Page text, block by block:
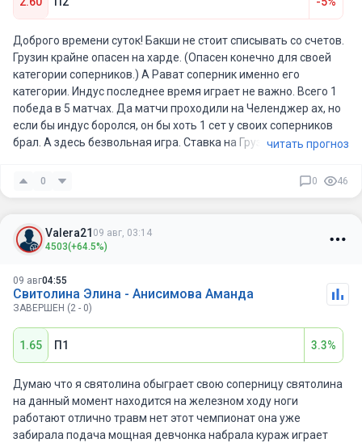
Доброго времени суток! Бакши не стоит списывать со счетов.
Грузин крайне опасен на харде. (Опасен конечно для своей
категории соперников.) А Рават соперник именно его
категории. Индус последнее время играет не важно. Всего 1
победа в 5 матчах. Да матчи проходили на Челенджер ах, но
если бы индус боролся, он бы хоть 1 сет у своих соперников
брал. А здесь безвольная игра. Ставка на Грузиначитать прогноз
0 0 46
Valera21 09 авг, 03:14
4503(+64.5%)
09 авг04:55
Свитолина Элина - Анисимова Аманда
ЗАВЕРШЕН (2 - 0)
1.65 П1 3.3%
Думаю что я святолина обыграет свою соперницу святолина
на данный момент находится на железном ходу ноги
работают отлично травм нет этот чемпионат она уже
забирала подача мощная девчонка набрала кураж играет